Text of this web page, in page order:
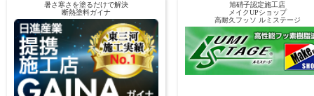
暑さ寒さを塗るだけで解決
断熱塗料ガイナ
旭硝子認定施工店
メイクUPショップ
高耐久フッソ ルミステージ